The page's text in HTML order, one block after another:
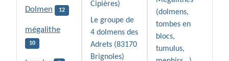
Dolmen 12
mégalithe
10
Cipières)
Le groupe de
4 dolmens des
Adrets (83170
Brignoles)
(dolmens,
tombes en
blocs,
tumulus,